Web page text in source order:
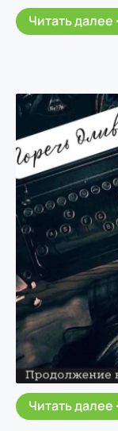
Читать далее
Читать далее